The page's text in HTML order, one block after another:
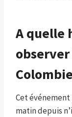
A quelle
Cet
matin depuis